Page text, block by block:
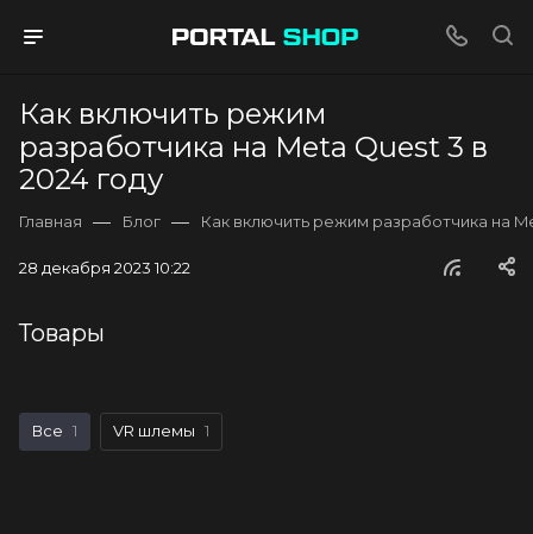
Как включить режим
разработчика на Meta Quest 3 в
2024 году
Главная — Блог — Как включить режим разработчика на
28 декабря 2023 10:22
Товары
Все 1 VR шлемы 1